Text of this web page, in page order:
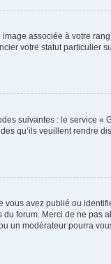
associée à votre
votre statut particulier
suivantes : le service «
qu’ils veuillent rendre
avez publié ou
forum. Merci de ne pas
un modérateur pourra